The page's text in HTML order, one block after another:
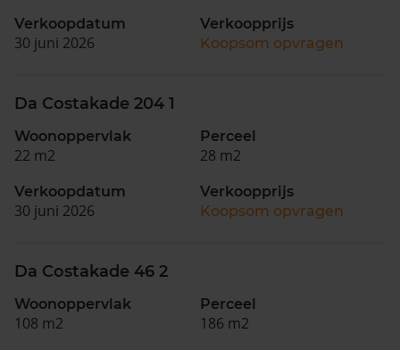
Verkoopdatum
30 juni 2026
Verkoopprijs
Koopsom opvragen
Da Costakade 204 1
Woonoppervlak
22 m2
Perceel
28 m2
Verkoopdatum
30 juni 2026
Verkoopprijs
Koopsom opvragen
Da Costakade 46 2
Woonoppervlak
108 m2
Perceel
186 m2